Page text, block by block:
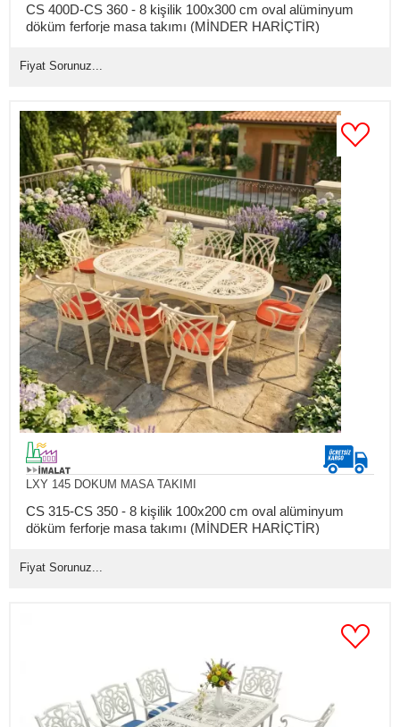
CS 400D-CS 360 - 8 kişilik 100x300 cm oval alüminyum
döküm ferforje masa takımı (MİNDER HARİÇTİR)
Fiyat Sorunuz...
LXY 145 DOKUM MASA TAKIMI
CS 315-CS 350 - 8 kişilik 100x200 cm oval alüminyum
döküm ferforje masa takımı (MİNDER HARİÇTİR)
Fiyat Sorunuz...